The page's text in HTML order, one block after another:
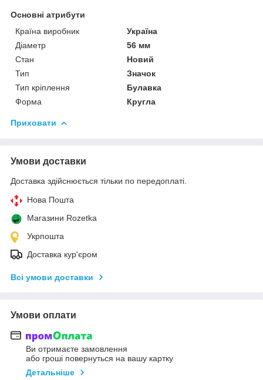
Основні атрибути
Країна виробник
Україна
Діаметр
56 мм
Стан
Новий
Тип
Значок
Тип кріплення
Булавка
Форма
Кругла
Приховати
Умови доставки
Доставка здійснюється тільки по передоплаті.
Нова Пошта
Магазини Rozetka
Укрпошта
Доставка кур'єром
Всі умови доставки
Умови оплати
Ви отримаєте замовлення
або гроші повернуться на вашу картку
Детальніше